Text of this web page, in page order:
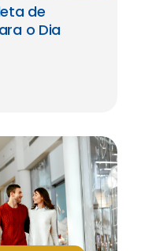
de
o Dia